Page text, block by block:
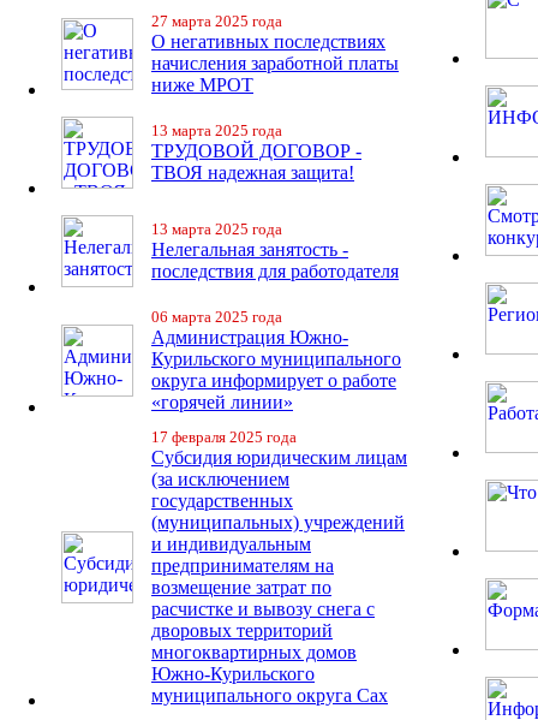
27 марта 2025 года
О негативных последствиях
начисления заработной платы
ниже МРОТ
13 марта 2025 года
ТРУДОВОЙ ДОГОВОР -
ТВОЯ надежная защита!
13 марта 2025 года
Нелегальная занятость -
последствия для работодателя
06 марта 2025 года
Администрация Южно-
Курильского муниципального
округа информирует о работе
«горячей линии»
17 февраля 2025 года
Субсидия юридическим лицам
(за исключением
государственных
(муниципальных) учреждений
и индивидуальным
предпринимателям на
возмещение затрат по
расчистке и вывозу снега с
дворовых территорий
многоквартирных домов
Южно-Курильского
муниципального округа Сах